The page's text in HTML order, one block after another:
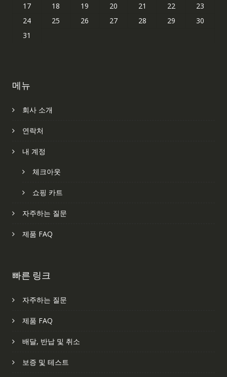
17
18 19 20 21 22
23
24
25 26 27 28 29
30
31
메뉴
회사 소개
연락처
내 계정
체크아웃
쇼핑 카트
자주하는 질문
제품 FAQ
빠른 링크
자주하는 질문
제품 FAQ
배달, 반납 및 취소
보증 및 테스트